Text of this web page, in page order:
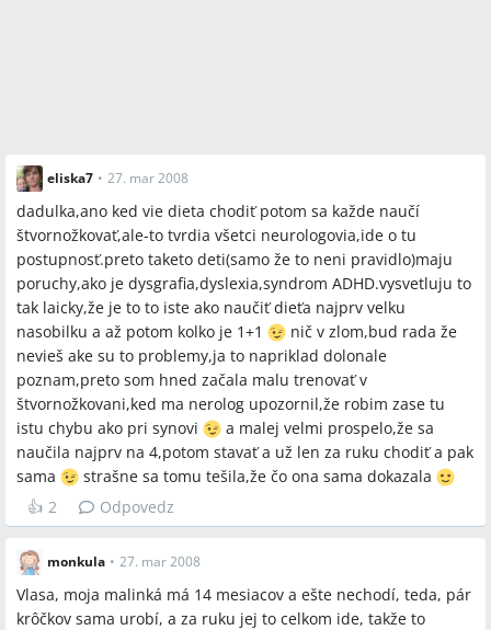
eliska7 • 27. mar 2008
dadulka,ano ked vie dieta chodiť potom sa každe naučí
štvornožkovať,ale-to tvrdia všetci neurologovia,ide o tu
postupnosť.preto taketo deti(samo že to neni pravidlo)maju
poruchy,ako je dysgrafia,dyslexia,syndrom ADHD.vysvetluju to
tak laicky,že je to to iste ako naučiť dieťa najprv velku
nasobilku a až potom kolko je 1+1
nič v zlom,bud rada že
nevieš ake su to problemy,ja to napriklad dolonale
poznam,preto som hned začala malu trenovať v
štvornožkovani,ked ma nerolog upozornil,že robim zase tu
istu chybu ako pri synovi
a malej velmi prospelo,že sa
naučila najprv na 4,potom stavať a už len za ruku chodiť a pak
sama
strašne sa tomu tešila,že čo ona sama dokazala
👍 2 Odpovedz
monkula • 27. mar 2008
Vlasa, moja malinká má 14 mesiacov a ešte nechodí, teda, pár
krôčkov sama urobí, a za ruku jej to celkom ide, takže to